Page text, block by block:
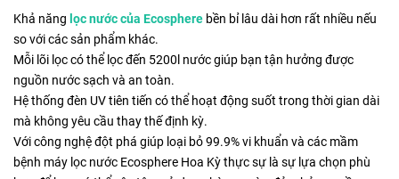
Khả năng lọc nước của Ecosphere bền bỉ lâu dài hơn rất nhiều nếu
so với các sản phẩm khác.
Mỗi lõi lọc có thể lọc đến 5200l nước giúp bạn tận hưởng được
nguồn nước sạch và an toàn.
Hệ thống đèn UV tiên tiến có thể hoạt động suốt trong thời gian dài
mà không yêu cầu thay thế định kỳ.
Với công nghệ đột phá giúp loại bỏ 99.9% vi khuẩn và các mầm
bệnh máy lọc nước Ecosphere Hoa Kỳ thực sự là sự lựa chọn phù